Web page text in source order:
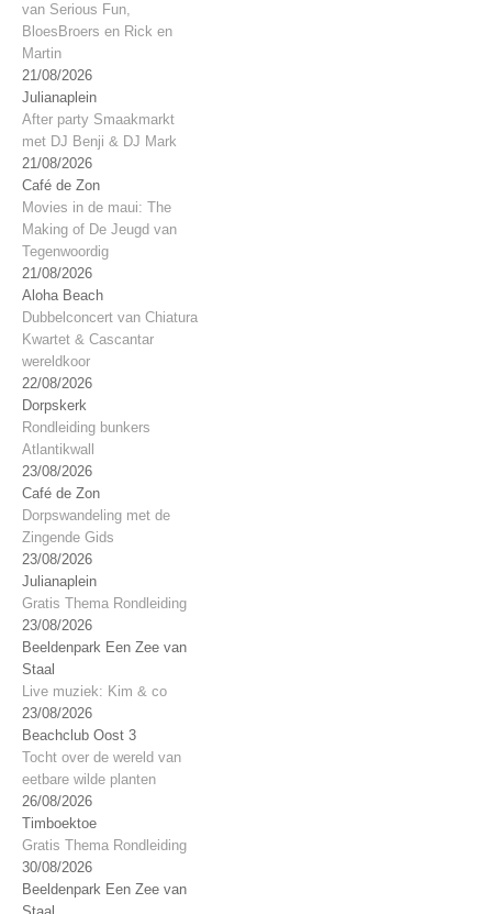
van Serious Fun,
BloesBroers en Rick en
Martin
21/08/2026
Julianaplein
After party Smaakmarkt
met DJ Benji & DJ Mark
21/08/2026
Café de Zon
Movies in de maui: The
Making of De Jeugd van
Tegenwoordig
21/08/2026
Aloha Beach
Dubbelconcert van Chiatura
Kwartet & Cascantar
wereldkoor
22/08/2026
Dorpskerk
Rondleiding bunkers
Atlantikwall
23/08/2026
Café de Zon
Dorpswandeling met de
Zingende Gids
23/08/2026
Julianaplein
Gratis Thema Rondleiding
23/08/2026
Beeldenpark Een Zee van
Staal
Live muziek: Kim & co
23/08/2026
Beachclub Oost 3
Tocht over de wereld van
eetbare wilde planten
26/08/2026
Timboektoe
Gratis Thema Rondleiding
30/08/2026
Beeldenpark Een Zee van